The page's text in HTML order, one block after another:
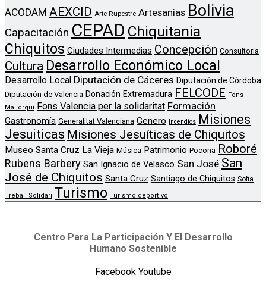
ACODAM AEXCID Arte Rupestre Artesanias Bolivia
Capacitación CEPAD Chiquitania
Chiquitos Ciudades Intermedias Concepción Consultoria
Cultura Desarrollo Económico Local
Desarrollo Local Diputación de Cáceres Diputación de Córdoba
Diputación de Valencia Donación Extremadura FELCODE Fons
Mallorqui Fons Valencia per la solidaritat Formación
Gastronomía Generalitat Valenciana Genero Incendios Misiones
Jesuiticas Misiones Jesuíticas de Chiquitos
Museo Santa Cruz La Vieja Música Patrimonio Pocona Roboré
Rubens Barbery San Ignacio de Velasco San José San
José de Chiquitos Santa Cruz Santiago de Chiquitos Sofia
Treball Solidari Turismo Turismo deportivo
Centro Para La Participación Y El Desarrollo
Humano Sostenible
Facebook Youtube